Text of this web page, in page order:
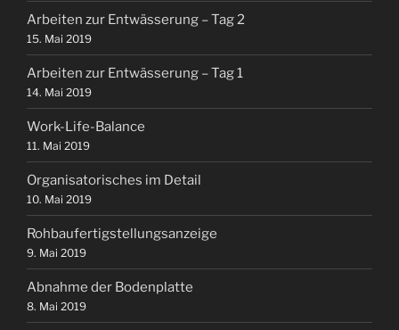
Arbeiten zur Entwässerung – Tag 2
15. Mai 2019
Arbeiten zur Entwässerung – Tag 1
14. Mai 2019
Work-Life-Balance
11. Mai 2019
Organisatorisches im Detail
10. Mai 2019
Rohbaufertigstellungsanzeige
9. Mai 2019
Abnahme der Bodenplatte
8. Mai 2019